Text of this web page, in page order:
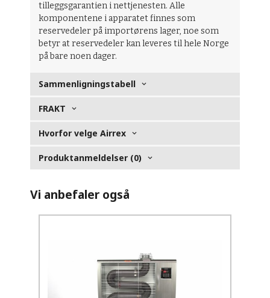
tilleggsgarantien i nettjenesten. Alle
komponentene i apparatet finnes som
reservedeler på importørens lager, noe som
betyr at reservedeler kan leveres til hele Norge
på bare noen dager.
Sammenligningstabell
FRAKT
Hvorfor velge Airrex
Produktanmeldelser (0)
Vi anbefaler også